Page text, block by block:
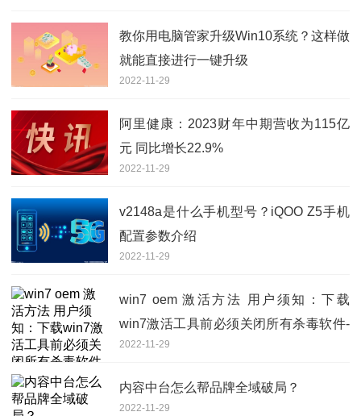
教你用电脑管家升级Win10系统？这样做
就能直接进行一键升级
2022-11-29
阿里健康：2023财年中期营收为115亿
元 同比增长22.9%
2022-11-29
v2148a是什么手机型号？iQOO Z5手机
配置参数介绍
2022-11-29
win7 oem 激活方法 用户须知：下载
win7激活工具前必须关闭所有杀毒软件-
世界观热点
2022-11-29
内容中台怎么帮品牌全域破局？
2022-11-29